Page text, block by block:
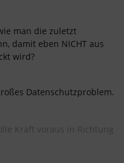
man die zuletzt
damit eben NICHT aus
wird?
Datenschutzproblem.
Kraft voraus in Richtung